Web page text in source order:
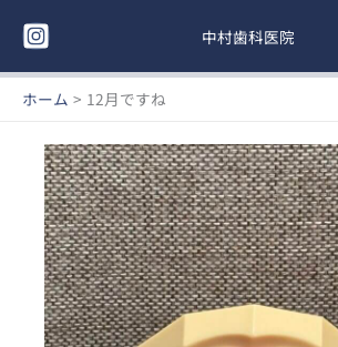
ス
中村歯科医院
ホーム 12月ですね